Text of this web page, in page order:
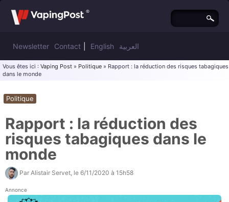
Newsletter Contact English العربية
Vous êtes ici : Vaping Post » Politique » Rapport : la réduction des risques tabagiques
dans le monde
Politique
Rapport : la réduction des
risques tabagiques dans le
monde
Par Alistair Servet , le 6/11/2020 à 15h58
Annonce